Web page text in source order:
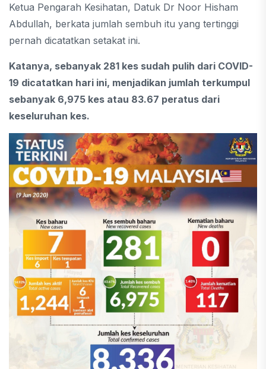
Ketua Pengarah Kesihatan, Datuk Dr Noor Hisham
Abdullah, berkata jumlah sembuh itu yang tertinggi
pernah dicatatkan setakat ini.
Katanya, sebanyak 281 kes sudah pulih dari COVID-
19 dicatatkan hari ini, menjadikan jumlah terkumpul
sebanyak 6,975 kes atau 83.67 peratus dari
keseluruhan kes.